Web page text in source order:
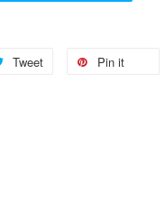
Tweet Pin it